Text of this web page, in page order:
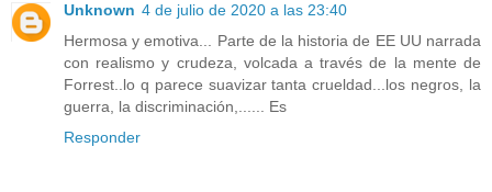
Unknown 4 de julio de 2020 a las 23:40
Hermosa y emotiva... Parte de la historia de EE UU narrada
con realismo y crudeza, volcada a través de la mente de
Forrest..lo q parece suavizar tanta crueldad...los negros, la
guerra, la discriminación,...... Es
Responder